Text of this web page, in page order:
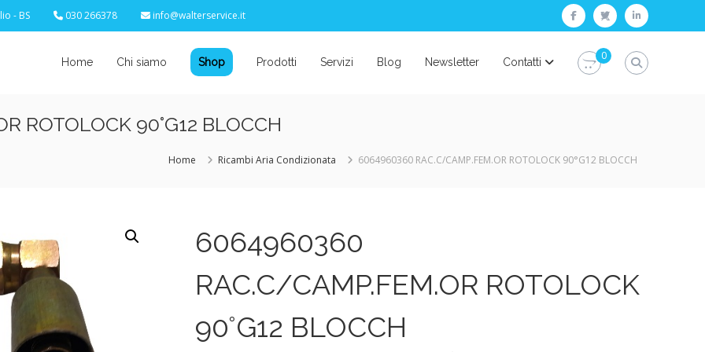
- BS 030 266378 info@walterservice.it facebooktwitterlinkedin
Home Chi siamo Shop Prodotti Servizi Blog Newsletter Contatti
0
ROTOLOCK 90°G12 BLOCCH
Home Ricambi Aria Condizionata 6064960360 RAC.C/CAMP.FEM.OR ROTOLOCK 90°G12 BLOCCH
6064960360
RAC.C/CAMP.FEM.OR ROTOLOCK
90°G12 BLOCCH